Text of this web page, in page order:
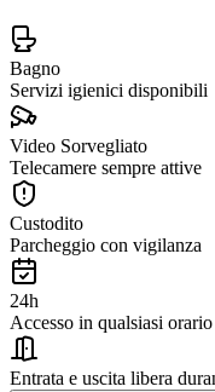
Bagno
Servizi igienici disponibili
Video Sorvegliato
Telecamere sempre attive
Custodito
Parcheggio con vigilanza
24h
Accesso in qualsiasi orario
Entrata e uscita libera